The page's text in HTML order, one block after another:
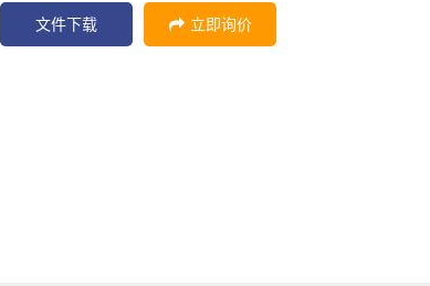
文件下载 立即询价